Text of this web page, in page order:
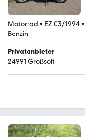
Motorrad • EZ 03/1994•
Benzin
Privatanbieter
24991 Großsolt